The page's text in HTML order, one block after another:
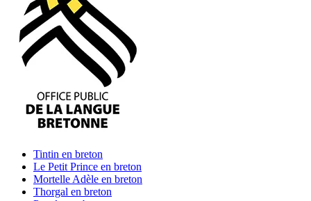
Tintin en breton
Le Petit Prince en breton
Mortelle Adèle en breton
Thorgal en breton